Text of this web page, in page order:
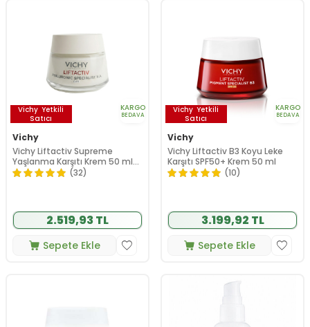
Vichy Yetkili
Satıcı
KARGO
BEDAVA
Vichy
Vichy Liftactiv Supreme
Yaşlanma Karşıtı Krem 50 ml
Kuru Ciltler
(32)
2.519,93 TL
Sepete Ekle
Vichy Yetkili
Satıcı
KARGO
BEDAVA
Vichy
Vichy Liftactiv B3 Koyu Leke
Karşıtı SPF50+ Krem 50 ml
(10)
3.199,92 TL
Sepete Ekle